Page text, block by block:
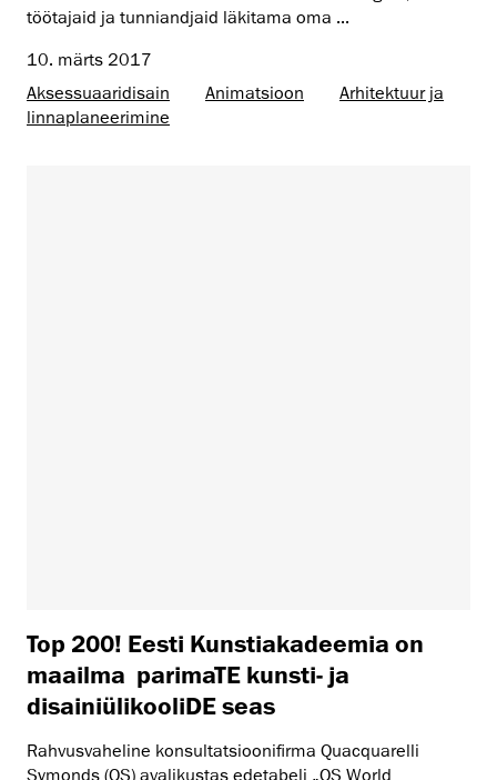
töötajaid ja tunniandjaid läkitama oma ...
10. märts 2017
Aksessuaaridisain
Animatsioon
Arhitektuur ja
linnaplaneerimine
Top 200! Eesti Kunstiakadeemia on
maailma parimaTE kunsti- ja
disainiülikooliDE seas
Rahvusvaheline konsultatsioonifirma Quacquarelli